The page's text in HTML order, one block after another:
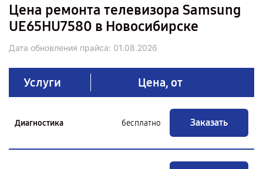
Цена ремонта телевизора Samsung
UE65HU7580 в Новосибирске
Дата обновления прайса: 01.08.2026
Услуги Цена, от
Диагностика бесплатно Заказать